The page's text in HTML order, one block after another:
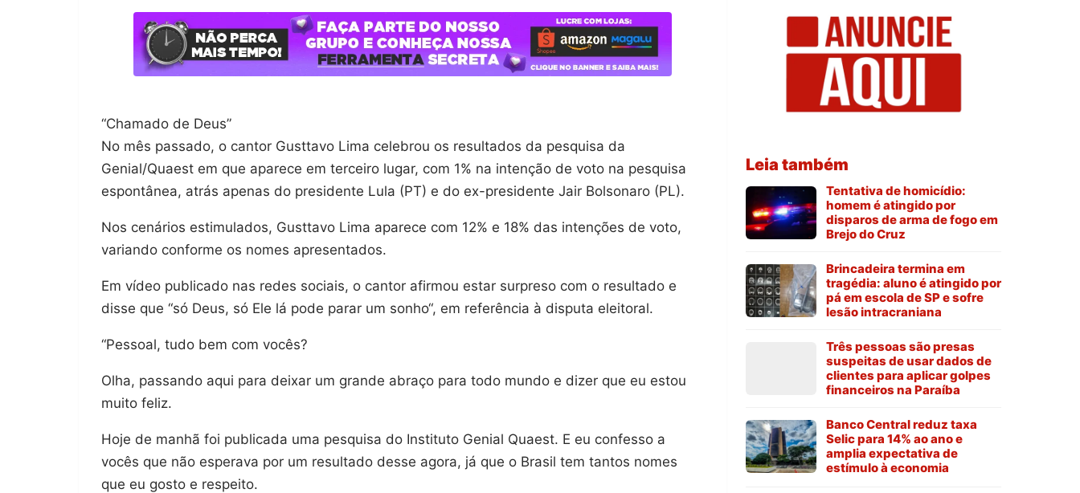
“Chamado de Deus”
No mês passado, o cantor Gusttavo Lima celebrou os resultados da pesquisa da
Genial/Quaest em que aparece em terceiro lugar, com 1% na intenção de voto na pesquisa
espontânea, atrás apenas do presidente Lula (PT) e do ex-presidente Jair Bolsonaro (PL).
Nos cenários estimulados, Gusttavo Lima aparece com 12% e 18% das intenções de voto,
variando conforme os nomes apresentados.
Em vídeo publicado nas redes sociais, o cantor afirmou estar surpreso com o resultado e
disse que “só Deus, só Ele lá pode parar um sonho“, em referência à disputa eleitoral.
“Pessoal, tudo bem com vocês?
Olha, passando aqui para deixar um grande abraço para todo mundo e dizer que eu estou
muito feliz.
Hoje de manhã foi publicada uma pesquisa do Instituto Genial Quaest. E eu confesso a
vocês que não esperava por um resultado desse agora, já que o Brasil tem tantos nomes
que eu gosto e respeito.
Leia também
Tentativa de homicídio:
homem é atingido por
disparos de arma de fogo em
Brejo do Cruz
Brincadeira termina em
tragédia: aluno é atingido por
pá em escola de SP e sofre
lesão intracraniana
Três pessoas são presas
suspeitas de usar dados de
clientes para aplicar golpes
financeiros na Paraíba
Banco Central reduz taxa
Selic para 14% ao ano e
amplia expectativa de
estímulo à economia